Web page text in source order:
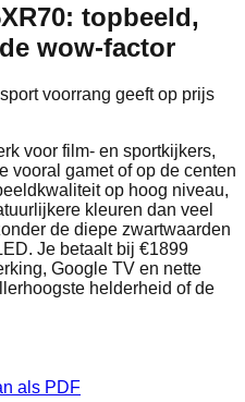
topbeeld,
wow-factor
voorrang geeft op prijs
voor film- en sportkijkers,
vooral gamet of op de centen
op hoog niveau,
kleuren dan veel
de diepe zwartwaarden
Je betaalt bij €1899
Google TV en nette
helderheid of de
als PDF